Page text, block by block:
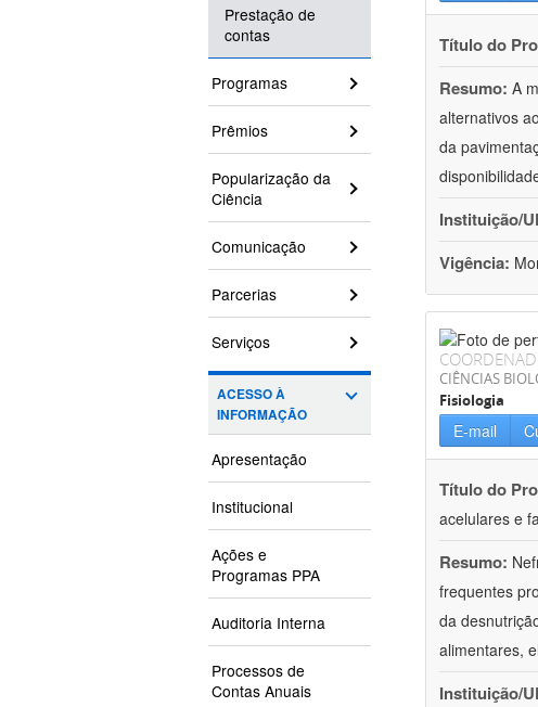
Prestação de
contas
Programas
Prêmios
Popularização da
Ciência
Comunicação
Parcerias
Serviços
ACESSO À
INFORMAÇÃO
Apresentação
Institucional
Ações e
Programas PPA
Auditoria Interna
Processos de
Contas Anuais
Título do
Resumo: A
alternativos
da
Instituição/
Vigência:
CIÊNCIAS
Fisiologia
E-mail
Título do
acelulares e
Resumo:
frequentes
da
alimentares,
Instituição/